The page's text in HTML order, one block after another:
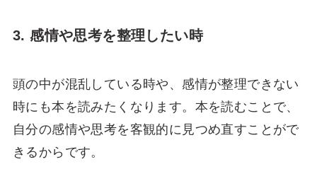
3. 感情や思考を整理したい時
頭の中が混乱している時や、感情が整理できない
時にも本を読みたくなります。本を読むことで、
自分の感情や思考を客観的に見つめ直すことがで
きるからです。